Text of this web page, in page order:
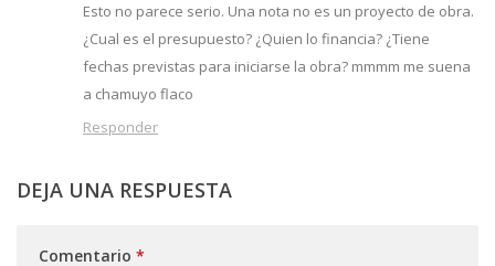
Esto no parece serio. Una nota no es un proyecto de obra.
¿Cual es el presupuesto? ¿Quien lo financia? ¿Tiene
fechas previstas para iniciarse la obra? mmmm me suena
a chamuyo flaco
Responder
DEJA UNA RESPUESTA
Comentario *